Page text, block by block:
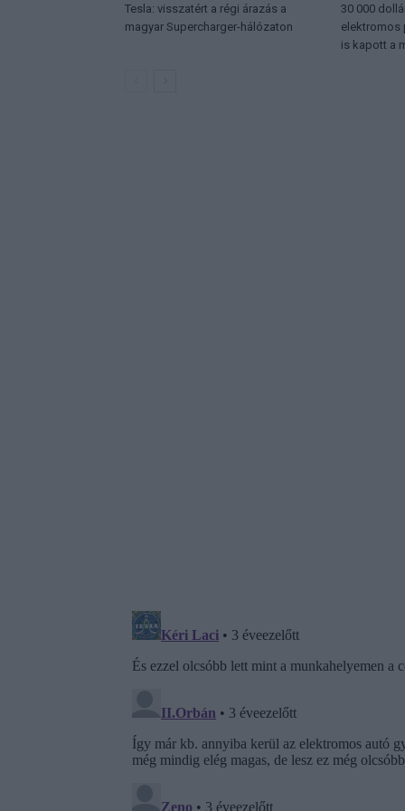
Tesla: visszatért a régi árazás a
magyar Supercharger-hálózaton
30 000
elektromos
is kapott a